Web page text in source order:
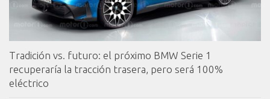
Tradición vs. futuro: el próximo BMW Serie 1
recuperaría la tracción trasera, pero será 100%
eléctrico